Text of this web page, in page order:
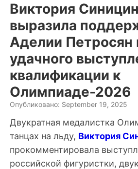
Виктория
выразила
Аделии Петросян
удачного
квалификации к
Олимпиаде-2026
Опубликовано: September 19, 2025
Двукратная медалистка
танцах на льду, Виктория
прокомментировала
российской фигуристки,